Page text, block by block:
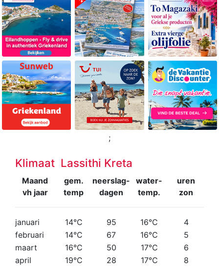
;
Klimaat Lassithi Kreta
Maand
vh jaar
gem.
temp
neerslag-
dagen
water-
temp.
uren
zon
januari 14°C 95 16°C
4
februari
14°C 67 16°C
5
maart
16°C 50 17°C
6
april
19°C 28 17°C
8